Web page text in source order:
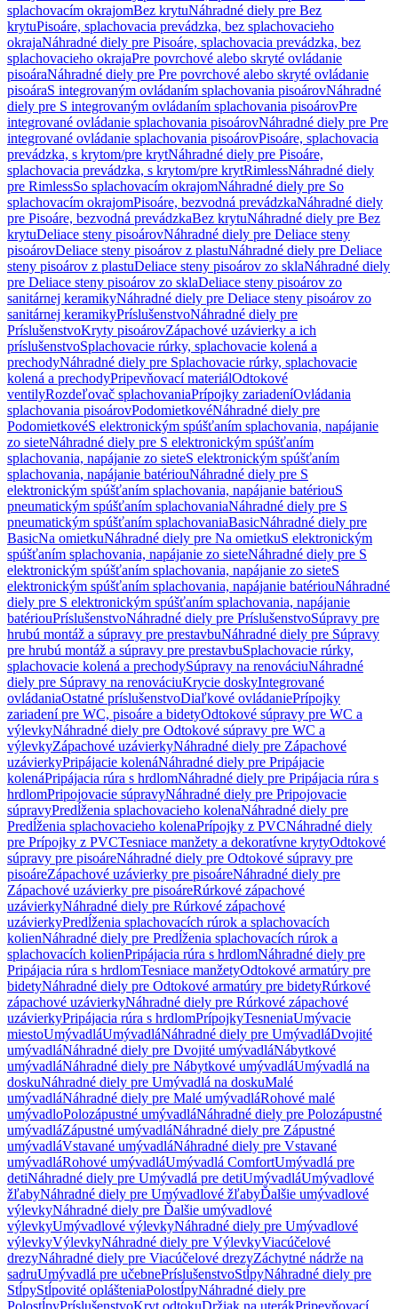
splachovacím okrajomBez krytuNáhradné diely pre Bez
krytuPisoáre, splachovacia prevádzka, bez splachovacieho
okrajaNáhradné diely pre Pisoáre, splachovacia prevádzka, bez
splachovacieho okrajaPre povrchové alebo skryté ovládanie
pisoáraNáhradné diely pre Pre povrchové alebo skryté ovládanie
pisoáraS integrovaným ovládaním splachovania pisoárovNáhradné
diely pre S integrovaným ovládaním splachovania pisoárovPre
integrované ovládanie splachovania pisoárovNáhradné diely pre Pre
integrované ovládanie splachovania pisoárovPisoáre, splachovacia
prevádzka, s krytom/pre krytNáhradné diely pre Pisoáre,
splachovacia prevádzka, s krytom/pre krytRimlessNáhradné diely
pre RimlessSo splachovacím okrajomNáhradné diely pre So
splachovacím okrajomPisoáre, bezvodná prevádzkaNáhradné diely
pre Pisoáre, bezvodná prevádzkaBez krytuNáhradné diely pre Bez
krytuDeliace steny pisoárovNáhradné diely pre Deliace steny
pisoárovDeliace steny pisoárov z plastuNáhradné diely pre Deliace
steny pisoárov z plastuDeliace steny pisoárov zo sklaNáhradné diely
pre Deliace steny pisoárov zo sklaDeliace steny pisoárov zo
sanitárnej keramikyNáhradné diely pre Deliace steny pisoárov zo
sanitárnej keramikyPríslušenstvoNáhradné diely pre
PríslušenstvoKryty pisoárovZápachové uzávierky a ich
príslušenstvoSplachovacie rúrky, splachovacie kolená a
prechodyNáhradné diely pre Splachovacie rúrky, splachovacie
kolená a prechodyPripevňovací materiálOdtokové
ventilyRozdeľovač splachovaniaPrípojky zariadeníOvládania
splachovania pisoárovPodomietkovéNáhradné diely pre
PodomietkovéS elektronickým spúšťaním splachovania, napájanie
zo sieteNáhradné diely pre S elektronickým spúšťaním
splachovania, napájanie zo sieteS elektronickým spúšťaním
splachovania, napájanie batériouNáhradné diely pre S
elektronickým spúšťaním splachovania, napájanie batériouS
pneumatickým spúšťaním splachovaniaNáhradné diely pre S
pneumatickým spúšťaním splachovaniaBasicNáhradné diely pre
BasicNa omietkuNáhradné diely pre Na omietkuS elektronickým
spúšťaním splachovania, napájanie zo sieteNáhradné diely pre S
elektronickým spúšťaním splachovania, napájanie zo sieteS
elektronickým spúšťaním splachovania, napájanie batériouNáhradné
diely pre S elektronickým spúšťaním splachovania, napájanie
batériouPríslušenstvoNáhradné diely pre PríslušenstvoSúpravy pre
hrubú montáž a súpravy pre prestavbuNáhradné diely pre Súpravy
pre hrubú montáž a súpravy pre prestavbuSplachovacie rúrky,
splachovacie kolená a prechodySúpravy na renováciuNáhradné
diely pre Súpravy na renováciuKrycie doskyIntegrované
ovládaniaOstatné príslušenstvoDiaľkové ovládaniePrípojky
zariadení pre WC, pisoáre a bidetyOdtokové súpravy pre WC a
výlevkyNáhradné diely pre Odtokové súpravy pre WC a
výlevkyZápachové uzávierkyNáhradné diely pre Zápachové
uzávierkyPripájacie kolenáNáhradné diely pre Pripájacie
kolenáPripájacia rúra s hrdlomNáhradné diely pre Pripájacia rúra s
hrdlomPripojovacie súpravyNáhradné diely pre Pripojovacie
súpravyPredĺženia splachovacieho kolenaNáhradné diely pre
Predĺženia splachovacieho kolenaPrípojky z PVCNáhradné diely
pre Prípojky z PVCTesniace manžety a dekoratívne krytyOdtokové
súpravy pre pisoáreNáhradné diely pre Odtokové súpravy pre
pisoáreZápachové uzávierky pre pisoáreNáhradné diely pre
Zápachové uzávierky pre pisoáreRúrkové zápachové
uzávierkyNáhradné diely pre Rúrkové zápachové
uzávierkyPredĺženia splachovacích rúrok a splachovacích
kolienNáhradné diely pre Predĺženia splachovacích rúrok a
splachovacích kolienPripájacia rúra s hrdlomNáhradné diely pre
Pripájacia rúra s hrdlomTesniace manžetyOdtokové armatúry pre
bidetyNáhradné diely pre Odtokové armatúry pre bidetyRúrkové
zápachové uzávierkyNáhradné diely pre Rúrkové zápachové
uzávierkyPripájacia rúra s hrdlomPrípojkyTesneniaUmývacie
miestoUmývadláUmývadláNáhradné diely pre UmývadláDvojité
umývadláNáhradné diely pre Dvojité umývadláNábytkové
umývadláNáhradné diely pre Nábytkové umývadláUmývadlá na
doskuNáhradné diely pre Umývadlá na doskuMalé
umývadláNáhradné diely pre Malé umývadláRohové malé
umývadloPolozápustné umývadláNáhradné diely pre Polozápustné
umývadláZápustné umývadláNáhradné diely pre Zápustné
umývadláVstavané umývadláNáhradné diely pre Vstavané
umývadláRohové umývadláUmývadlá ComfortUmývadlá pre
detiNáhradné diely pre Umývadlá pre detiUmývadláUmývadlové
žľabyNáhradné diely pre Umývadlové žľabyĎalšie umývadlové
výlevkyNáhradné diely pre Ďalšie umývadlové
výlevkyUmývadlové výlevkyNáhradné diely pre Umývadlové
výlevkyVýlevkyNáhradné diely pre VýlevkyViacúčelové
drezyNáhradné diely pre Viacúčelové drezyZáchytné nádrže na
sadruUmývadlá pre učebnePríslušenstvoStĺpyNáhradné diely pre
StĺpyStĺpovité oplášteniaPolostĺpyNáhradné diely pre
PolostĺpyPríslušenstvoKryt odtokuDržiak na uterákPripevňovací